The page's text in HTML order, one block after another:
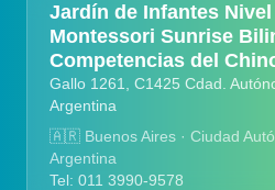
Jardín de Infantes
Montessori Sunrise
Competencias del
Gallo 1261, C1425 Cdad.
Argentina
🇦🇷 Buenos Aires · Ciudad
Argentina
Tel: 011 3990-9578